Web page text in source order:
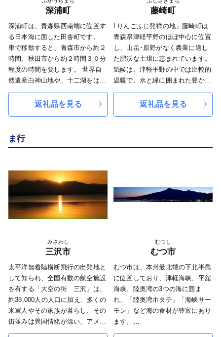
た「高橋竹山師」が生まれ育った
豊かな自然と環境に恵まれ、浅虫
夏泊県立自然公園や夜越山森林公
園を抱え、県内有数の観光地で四
季を通じて観光客が絶えません。
特に夏泊半島には特別天然記念物
「小湊のハクチョウおよびその渡
来地」で知られる浅所海岸や、
「ツバキ自生北限地帯」として天
然記念物の指定を受けたヤブツバ
山海岸」は日本の渚・百選に選ば
代より受け継がれてきた伝統工芸
深浦町
深浦町は、青森県西南端に位置す
る日本海に面した田舎町です。
車で移動すると、青森市から約２
時間、秋田市から約２時間３０分
程度の時間を要します。 世界自
然遺産白神山地や、十二湖をはじ
めとする津軽国定公園など、美し
い自然景観が豊富であり、マグロ
て、荒々しい岩場の風景や夕陽を
返礼品を見る
藤崎町
｢りんごふじ発祥の地」藤崎町は
青森県津軽平野のほぼ中心に位置
し、山岳･原野がなく農業に適し
た肥沃な土壌に恵まれています。
気候は、津軽平野の中では比較的
温暖で、水と緑に囲まれた豊かな
自然が四季折々に彩りを添えるな
ど変化に富んでいます。 世界一
返礼品を見る
ま行
みさわし
三沢市
太平洋無着陸横断飛行の出発地と
して知られ、全国有数の航空施設
を有する「大空の街 三沢」は、
約38,000人の人口に加え、多くの
米軍人やその家族が暮らし、その
街並みは異国情緒が漂い、アメリ
カンデー、航空祭といった日米交
むつし
むつ市
むつ市は、本州最北端の下北半島
に位置しており、津軽海峡、平舘
海峡、陸奥湾の3つの海に囲ま
れ、「陸奥湾ホタテ」「海峡サー
モン」など海の食材が豊富にあり
ます。
市の面積の多くが下北半島国定公